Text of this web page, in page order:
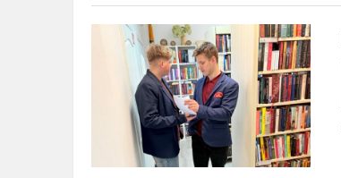
Lietuvių
kalbos
Paluknio
bibliotekoje:
pažinimas